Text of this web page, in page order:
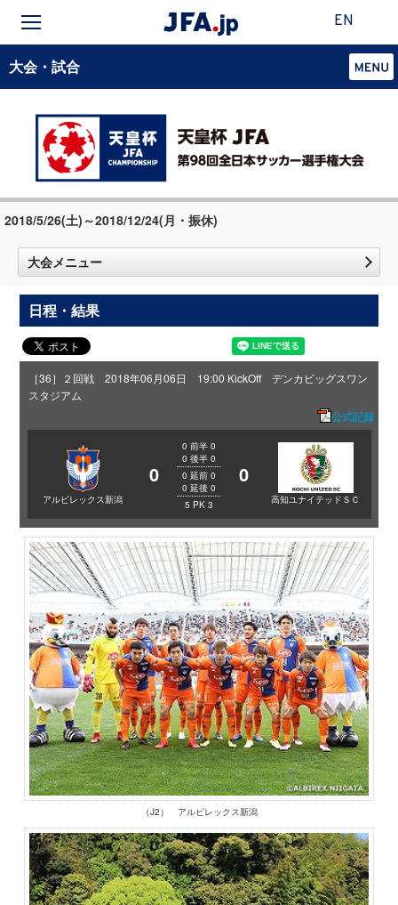
EN
大会・試合
2018/5/26(土)～2018/12/24(月・振休)
大会メニュー
日程・結果
［36］２回戦 2018年06月06日 19:00 KickOff デンカビッグスワン
スタジアム
公式記録
アルビレックス新潟
0
0 前半 0
0 後半 0
0 延前 0
0 延後 0
5 PK 3
0
高知ユナイテッドＳＣ
（J2） アルビレックス新潟